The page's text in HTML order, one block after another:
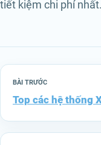
tiết kiệm chi phí nhất.
BÀI TRƯỚC
Top các hệ thống